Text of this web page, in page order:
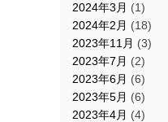
2024年3月 (1)
2024年2月 (18)
2023年11月 (3)
2023年7月 (2)
2023年6月 (6)
2023年5月 (6)
2023年4月 (4)